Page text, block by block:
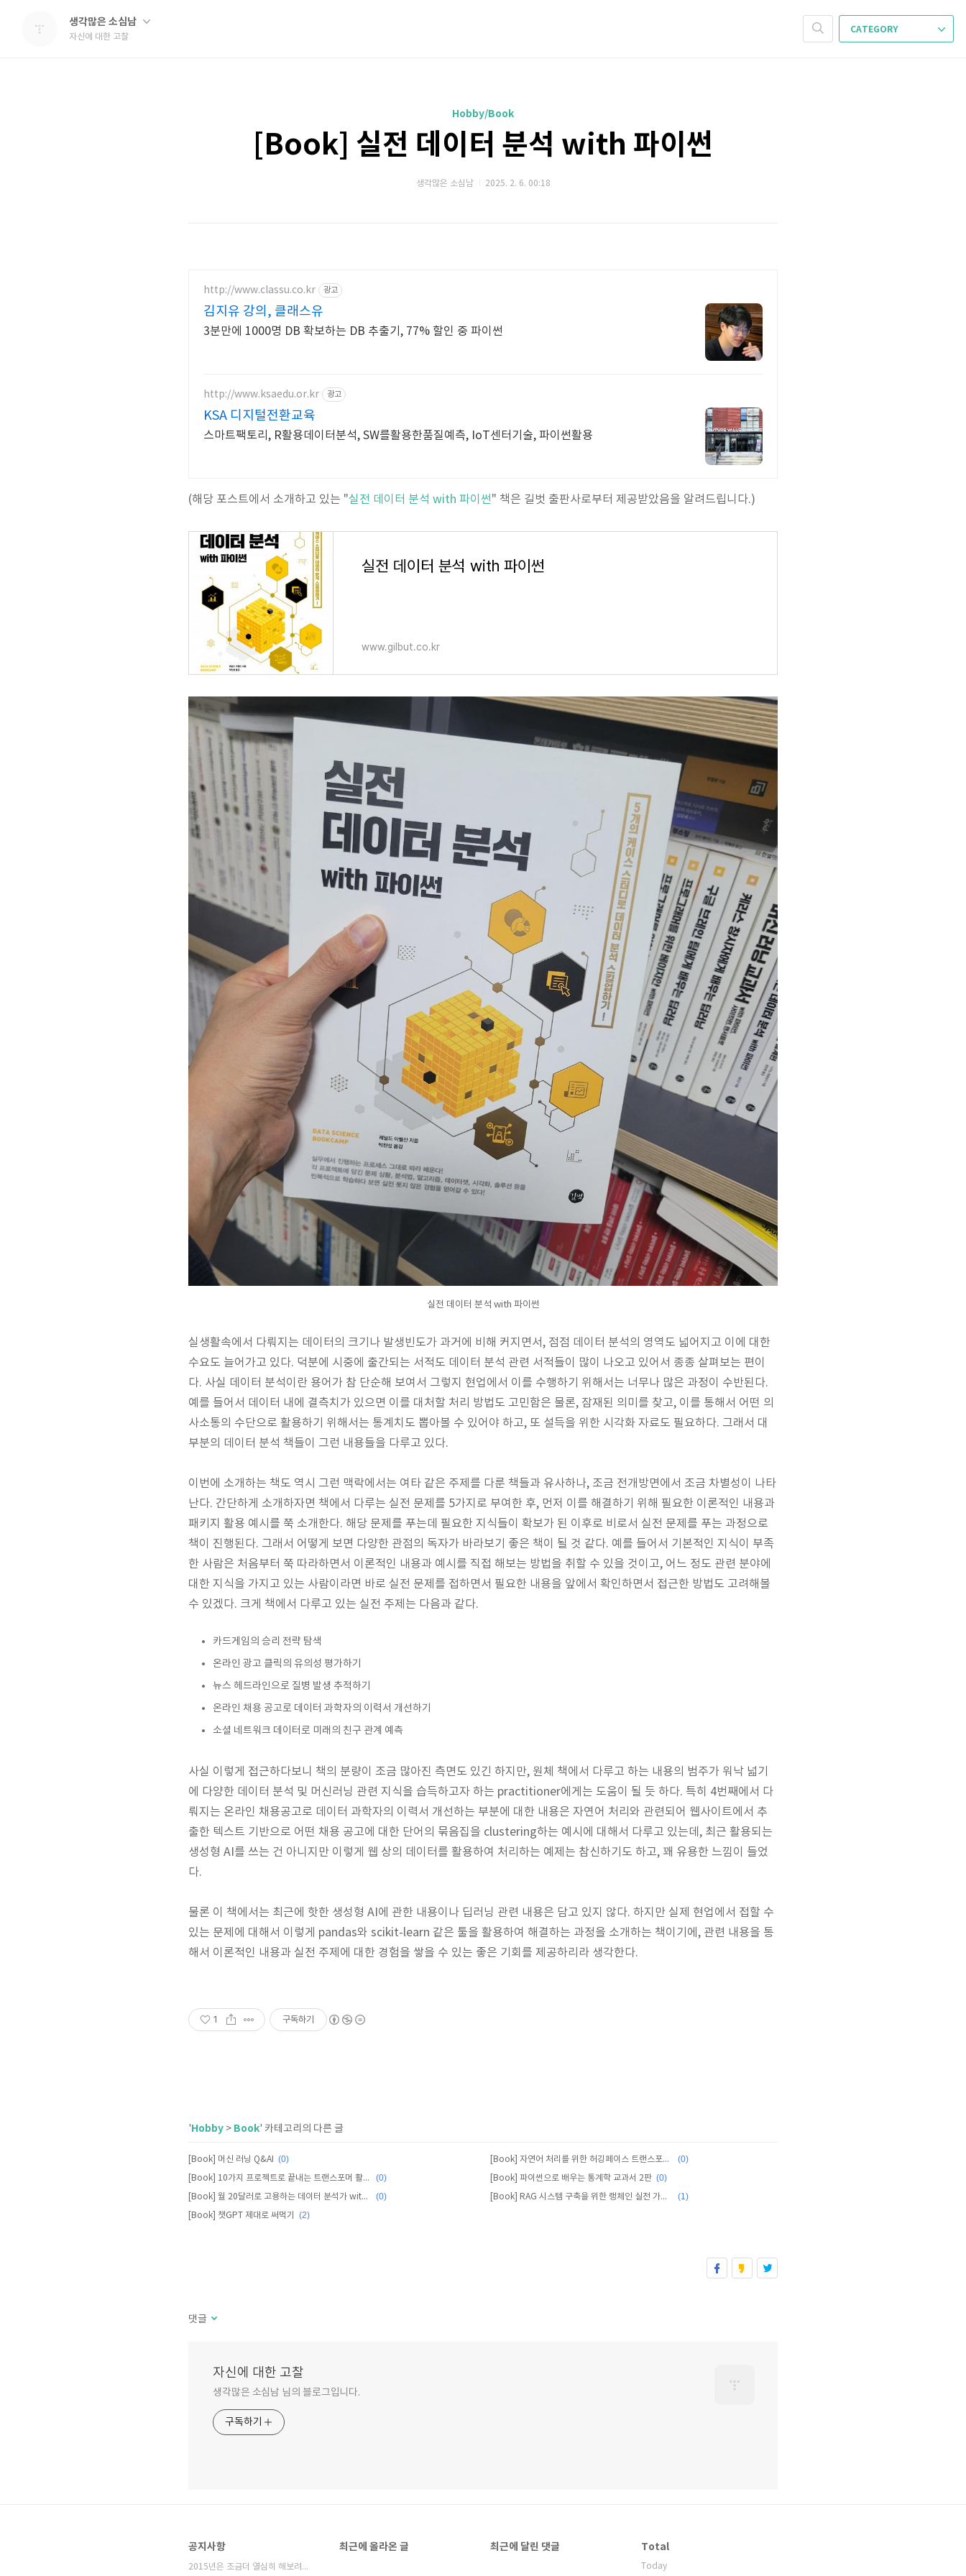
생각많은 소심남
자신에 대한 고찰
CATEGORY
Hobby/Book
[Book] 실전 데이터 분석 with 파이썬
생각많은 소심남 2025. 2. 6. 00:18
http://www.classu.co.kr 광고
김지유 강의, 클래스유
3분만에 1000명 DB 확보하는 DB 추출기, 77% 할인 중 파이썬
http://www.ksaedu.or.kr 광고
KSA 디지털전환교육
스마트팩토리, R활용데이터분석, SW를활용한품질예측, IoT센터기술, 파이썬활용
(해당 포스트에서 소개하고 있는 "실전 데이터 분석 with 파이썬" 책은 길벗 출판사로부터 제공받았음을 알려드립니다.)
실전 데이터 분석 with 파이썬
www.gilbut.co.kr
실전 데이터 분석 with 파이썬
실생활속에서 다뤄지는 데이터의 크기나 발생빈도가 과거에 비해 커지면서, 점점 데이터 분석의 영역도 넓어지고 이에 대한
수요도 늘어가고 있다. 덕분에 시중에 출간되는 서적도 데이터 분석 관련 서적들이 많이 나오고 있어서 종종 살펴보는 편이
다. 사실 데이터 분석이란 용어가 참 단순해 보여서 그렇지 현업에서 이를 수행하기 위해서는 너무나 많은 과정이 수반된다.
예를 들어서 데이터 내에 결측치가 있으면 이를 대처할 처리 방법도 고민함은 물론, 잠재된 의미를 찾고, 이를 통해서 어떤 의
사소통의 수단으로 활용하기 위해서는 통계치도 뽑아볼 수 있어야 하고, 또 설득을 위한 시각화 자료도 필요하다. 그래서 대
부분의 데이터 분석 책들이 그런 내용들을 다루고 있다.
이번에 소개하는 책도 역시 그런 맥락에서는 여타 같은 주제를 다룬 책들과 유사하나, 조금 전개방면에서 조금 차별성이 나타
난다. 간단하게 소개하자면 책에서 다루는 실전 문제를 5가지로 부여한 후, 먼저 이를 해결하기 위해 필요한 이론적인 내용과
패키지 활용 예시를 쭉 소개한다. 해당 문제를 푸는데 필요한 지식들이 확보가 된 이후로 비로서 실전 문제를 푸는 과정으로
책이 진행된다. 그래서 어떻게 보면 다양한 관점의 독자가 바라보기 좋은 책이 될 것 같다. 예를 들어서 기본적인 지식이 부족
한 사람은 처음부터 쭉 따라하면서 이론적인 내용과 예시를 직접 해보는 방법을 취할 수 있을 것이고, 어느 정도 관련 분야에
대한 지식을 가지고 있는 사람이라면 바로 실전 문제를 접하면서 필요한 내용을 앞에서 확인하면서 접근한 방법도 고려해볼
수 있겠다. 크게 책에서 다루고 있는 실전 주제는 다음과 같다.
카드게임의 승리 전략 탐색
온라인 광고 클릭의 유의성 평가하기
뉴스 헤드라인으로 질병 발생 추적하기
온라인 채용 공고로 데이터 과학자의 이력서 개선하기
소셜 네트워크 데이터로 미래의 친구 관계 예측
사실 이렇게 접근하다보니 책의 분량이 조금 많아진 측면도 있긴 하지만, 원체 책에서 다루고 하는 내용의 범주가 워낙 넓기
에 다양한 데이터 분석 및 머신러닝 관련 지식을 습득하고자 하는 practitioner에게는 도움이 될 듯 하다. 특히 4번째에서 다
뤄지는 온라인 채용공고로 데이터 과학자의 이력서 개선하는 부분에 대한 내용은 자연어 처리와 관련되어 웹사이트에서 추
출한 텍스트 기반으로 어떤 채용 공고에 대한 단어의 묶음집을 clustering하는 예시에 대해서 다루고 있는데, 최근 활용되는
생성형 AI를 쓰는 건 아니지만 이렇게 웹 상의 데이터를 활용하여 처리하는 예제는 참신하기도 하고, 꽤 유용한 느낌이 들었
다.
물론 이 책에서는 최근에 핫한 생성형 AI에 관한 내용이나 딥러닝 관련 내용은 담고 있지 않다. 하지만 실제 현업에서 접할 수
있는 문제에 대해서 이렇게 pandas와 scikit-learn 같은 툴을 활용하여 해결하는 과정을 소개하는 책이기에, 관련 내용을 통
해서 이론적인 내용과 실전 주제에 대한 경험을 쌓을 수 있는 좋은 기회를 제공하리라 생각한다.
1 구독하기
'Hobby > Book' 카테고리의 다른 글
[Book] 머신 러닝 Q&AI (0) [Book] 자연어 처리를 위한 허깅페이스 트랜스포머 하드 트레이닝 (0)
[Book] 10가지 프로젝트로 끝내는 트랜스포머 활용 가이드 with 파이토치 (0) [Book] 파이썬으로 배우는 통계학 교과서 2판 (0)
[Book] 월 20달러로 고용하는 데이터 분석가 with 챗GPT (0) [Book] RAG 시스템 구축을 위한 랭체인 실전 가이드 (1)
[Book] 챗GPT 제대로 써먹기 (2)
댓글
자신에 대한 고찰
생각많은 소심남 님의 블로그입니다.
구독하기
공지사항
2015년은 조금더 열심히 해보려고 합니다.
최근에 올라온 글 최근에 달린 댓글 Total
Today